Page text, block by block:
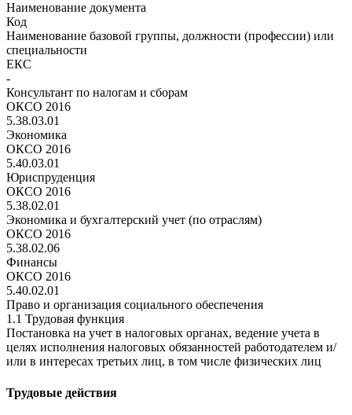
Наименование документа
Код
Наименование базовой группы, должности (профессии) или
специальности
ЕКС
-
Консультант по налогам и сборам
ОКСО 2016
5.38.03.01
Экономика
ОКСО 2016
5.40.03.01
Юриспруденция
ОКСО 2016
5.38.02.01
Экономика и бухгалтерский учет (по отраслям)
ОКСО 2016
5.38.02.06
Финансы
ОКСО 2016
5.40.02.01
Право и организация социального обеспечения
1.1 Трудовая функция
Постановка на учет в налоговых органах, ведение учета в
целях исполнения налоговых обязанностей работодателем и/
или в интересах третьих лиц, в том числе физических лиц
Трудовые действия